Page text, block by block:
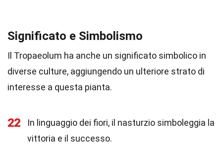
Significato e Simbolismo
Il Tropaeolum ha anche un significato simbolico in
diverse culture, aggiungendo un ulteriore strato di
interesse a questa pianta.
22
In linguaggio dei fiori, il nasturzio simboleggia la
vittoria e il successo.